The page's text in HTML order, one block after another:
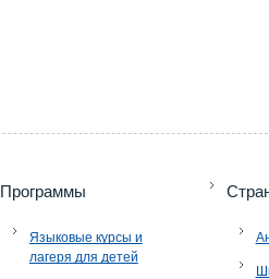
Программы
Языковые курсы и
лагеря для детей